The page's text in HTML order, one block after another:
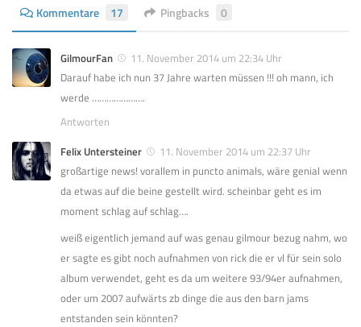
Kommentare 17 Pingbacks 0
GilmourFan
11. November 2014 um 22:34 Uhr
Darauf habe ich nun 37 Jahre warten müssen !!! oh mann, ich
werde ………………….
Antworten
Felix Untersteiner
11. November 2014 um 22:37 Uhr
großartige news! vorallem in puncto animals, wäre genial wenn
da etwas auf die beine gestellt wird. scheinbar geht es im
moment schlag auf schlag….
weiß eigentlich jemand auf was genau gilmour bezug nahm, wo
er sagte es gibt noch aufnahmen von rick die er vl für sein solo
album verwendet, geht es da um weitere 93/94er aufnahmen,
oder um 2007 aufwärts zb dinge die aus den barn jams
entstanden sein könnten?